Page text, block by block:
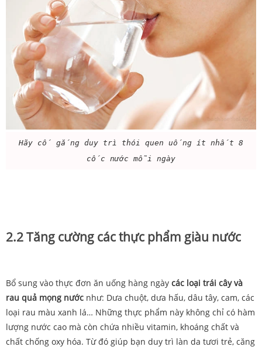
Hãy cố gắng duy trì thói quen uống ít nhất 8
cốc nước mỗi ngày
2.2 Tăng cường các thực phẩm giàu nước
Bổ sung vào thực đơn ăn uống hàng ngày các loại trái cây và
rau quả mọng nước như: Dưa chuột, dưa hấu, dâu tây, cam, các
loại rau màu xanh lá… Những thực phẩm này không chỉ có hàm
lượng nước cao mà còn chứa nhiều vitamin, khoáng chất và
chất chống oxy hóa. Từ đó giúp bạn duy trì làn da tươi trẻ, căng